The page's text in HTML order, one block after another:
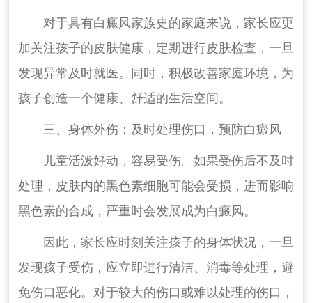
对于具有白癜风家族史的家庭来说，家长应更
加关注孩子的皮肤健康，定期进行皮肤检查，一旦
发现异常及时就医。同时，积极改善家庭环境，为
孩子创造一个健康、舒适的生活空间。
三、身体外伤：及时处理伤口，预防白癜风
儿童活泼好动，容易受伤。如果受伤后不及时
处理，皮肤内的黑色素细胞可能会受损，进而影响
黑色素的合成，严重时会发展成为白癜风。
因此，家长应时刻关注孩子的身体状况，一旦
发现孩子受伤，应立即进行清洁、消毒等处理，避
免伤口恶化。对于较大的伤口或难以处理的伤口，